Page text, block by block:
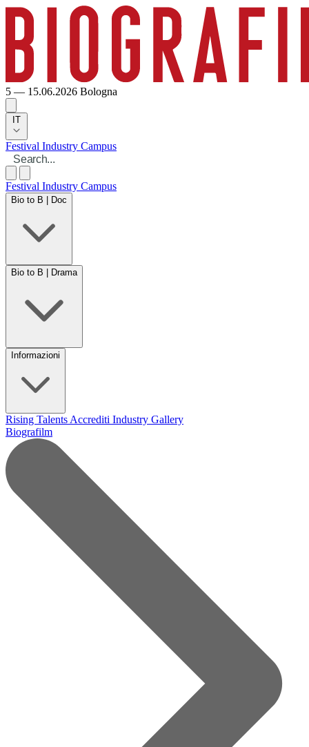
5 — 15.06.2026 Bologna
IT
Festival Industry Campus
Festival Industry Campus
Bio to B | Doc
Bio to B | Drama
Informazioni
Rising Talents Accrediti Industry Gallery
Biografilm